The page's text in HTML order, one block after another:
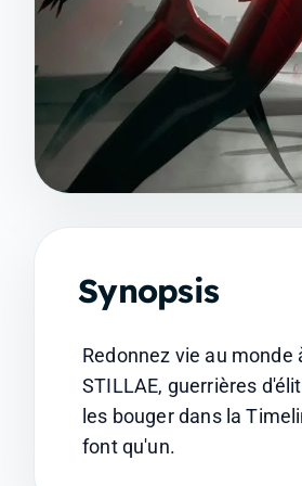
Synopsis
Redonnez vie au
STILLAE, guerrières
les bouger dans la
font qu'un.